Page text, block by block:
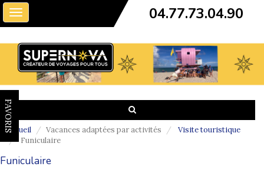
Toggle
navigation
04.77.73.04.90
FAVORIS
Accueil Vacances adaptées par activités
Visite touristique
Funiculaire
Funiculaire